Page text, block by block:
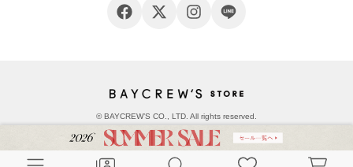
© BAYCREW’S CO., LTD. All rights reserved.